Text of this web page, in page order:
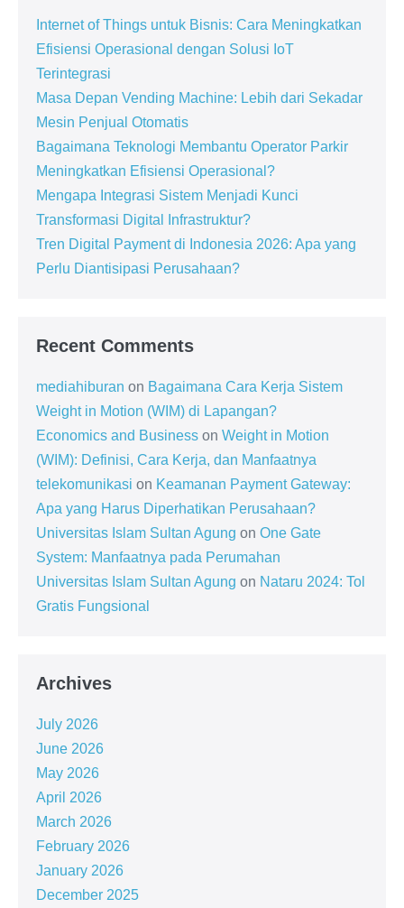
Internet of Things untuk Bisnis: Cara Meningkatkan
Efisiensi Operasional dengan Solusi IoT
Terintegrasi
Masa Depan Vending Machine: Lebih dari Sekadar
Mesin Penjual Otomatis
Bagaimana Teknologi Membantu Operator Parkir
Meningkatkan Efisiensi Operasional?
Mengapa Integrasi Sistem Menjadi Kunci
Transformasi Digital Infrastruktur?
Tren Digital Payment di Indonesia 2026: Apa yang
Perlu Diantisipasi Perusahaan?
Recent Comments
mediahiburan on Bagaimana Cara Kerja Sistem
Weight in Motion (WIM) di Lapangan?
Economics and Business on Weight in Motion
(WIM): Definisi, Cara Kerja, dan Manfaatnya
telekomunikasi on Keamanan Payment Gateway:
Apa yang Harus Diperhatikan Perusahaan?
Universitas Islam Sultan Agung on One Gate
System: Manfaatnya pada Perumahan
Universitas Islam Sultan Agung on Nataru 2024: Tol
Gratis Fungsional
Archives
July 2026
June 2026
May 2026
April 2026
March 2026
February 2026
January 2026
December 2025